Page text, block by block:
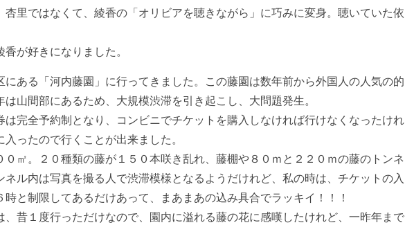
杏里ではなくて、綾香の「オリビアを聴きながら」に巧みに変身。聴いていた依
が好きになりました。
ある「河内藤園」に行ってきました。この藤園は数年前から外国人の人気の的
山間部にあるため、大規模渋滞を引き起こし、大問題発生。
完全予約制となり、コンビニでチケットを購入しなければ行けなくなったけれ
ったので行くことが出来ました。
㎡。２０種類の藤が１５０本咲き乱れ、藤棚や８０ｍと２２０ｍの藤のトンネ
ネル内は写真を撮る人で渋滞模様となるようだけれど、私の時は、チケットの入
時と制限してあるだけあって、まあまあの込み具合でラッキイ！！！
昔１度行っただけなので、園内に溢れる藤の花に感嘆したけれど、一昨年まで